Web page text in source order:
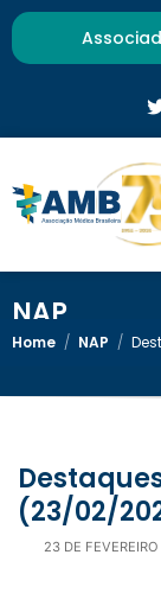
NAP
Home / NAP /
Destaques do Diário Oficial
(23/02/
23 DE